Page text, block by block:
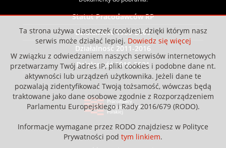
Statut Pracodawców RP
Działalność 1989-2009
Działalność 2011-2016
Działaność 2016-2021
Ta strona używa ciasteczek (cookies), dzięki którym nasz
serwis może działać lepiej. Dowiedz się więcej
W związku z odwiedzaniem naszych serwisów internetowych
przetwarzamy Twój adres IP, pliki cookies i podobne dane nt.
aktywności lub urządzeń użytkownika. Jeżeli dane te
pozwalają zidentyfikować Twoją tożsamość, wówczas będą
traktowane jako dane osobowe zgodnie z Rozporządzeniem
Parlamentu Europejskiego i Rady 2016/679 (RODO).
Informacje wymagane przez RODO znajdziesz w Polityce
Prywatności pod tym linkiem.